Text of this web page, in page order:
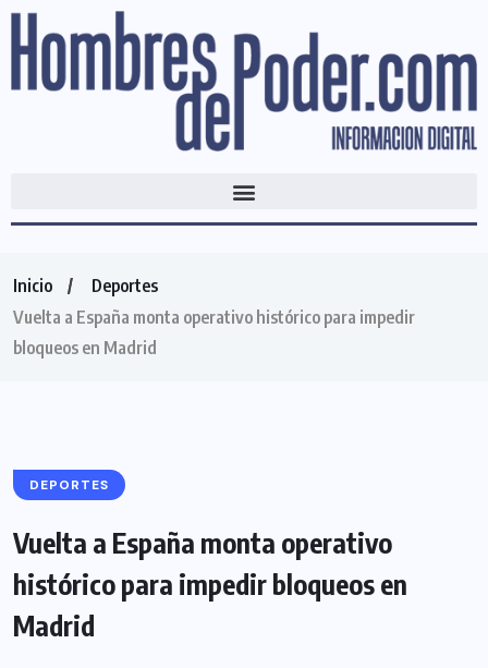
Inicio
Deportes
Vuelta a España monta operativo histórico para impedir
bloqueos en Madrid
DEPORTES
Vuelta a España monta operativo
histórico para impedir bloqueos en
Madrid